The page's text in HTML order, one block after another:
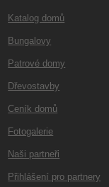
Katalog domů
Bungalovy
Patrové domy
Dřevostavby
Ceník domů
Fotogalerie
Naši partneři
Přihlášení pro partnery